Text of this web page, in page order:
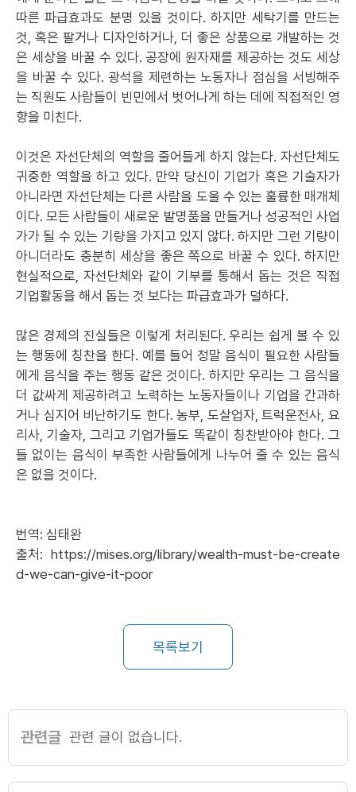
따른 파급효과도 분명 있을 것이다. 하지만 세탁기를 만드는
것, 혹은 팔거나 디자인하거나, 더 좋은 상품으로 개발하는 것
은 세상을 바꿀 수 있다. 공장에 원자재를 제공하는 것도 세상
을 바꿀 수 있다. 광석을 제련하는 노동자나 점심을 서빙해주
는 직원도 사람들이 빈민에서 벗어나게 하는 데에 직접적인 영
향을 미친다.
이것은 자선단체의 역할을 줄어들게 하지 않는다. 자선단체도
귀중한 역할을 하고 있다. 만약 당신이 기업가 혹은 기술자가
아니라면 자선단체는 다른 사람을 도울 수 있는 훌륭한 매개체
이다. 모든 사람들이 새로운 발명품을 만들거나 성공적인 사업
가가 될 수 있는 기량을 가지고 있지 않다. 하지만 그런 기량이
아니더라도 충분히 세상을 좋은 쪽으로 바꿀 수 있다. 하지만
현실적으로, 자선단체와 같이 기부를 통해서 돕는 것은 직접
기업활동을 해서 돕는 것 보다는 파급효과가 덜하다.
많은 경제의 진실들은 이렇게 처리된다. 우리는 쉽게 볼 수 있
는 행동에 칭찬을 한다. 예를 들어 정말 음식이 필요한 사람들
에게 음식을 주는 행동 같은 것이다. 하지만 우리는 그 음식을
더 값싸게 제공하려고 노력하는 노동자들이나 기업을 간과하
거나 심지어 비난하기도 한다. 농부, 도살업자, 트럭운전사, 요
리사, 기술자, 그리고 기업가들도 똑같이 칭찬받아야 한다. 그
들 없이는 음식이 부족한 사람들에게 나누어 줄 수 있는 음식
은 없을 것이다.
번역: 심태완
출처: https://mises.org/library/wealth-must-be-create
d-we-can-give-it-poor
목록보기
관련글 관련 글이 없습니다.